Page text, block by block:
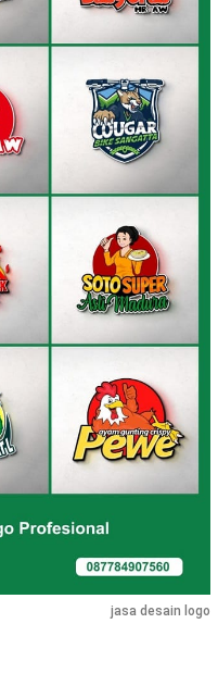
jasa desain logo